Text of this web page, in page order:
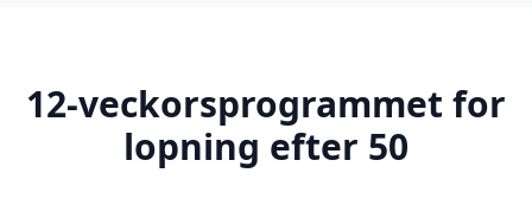
12-veckorsprogrammet for
lopning efter 50